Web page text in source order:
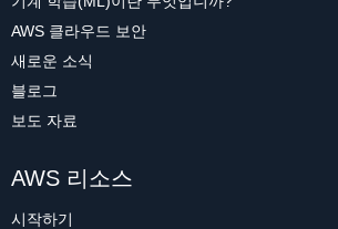
AWS 클라우드 보안
새로운 소식
블로그
보도 자료
AWS 리소스
시작하기